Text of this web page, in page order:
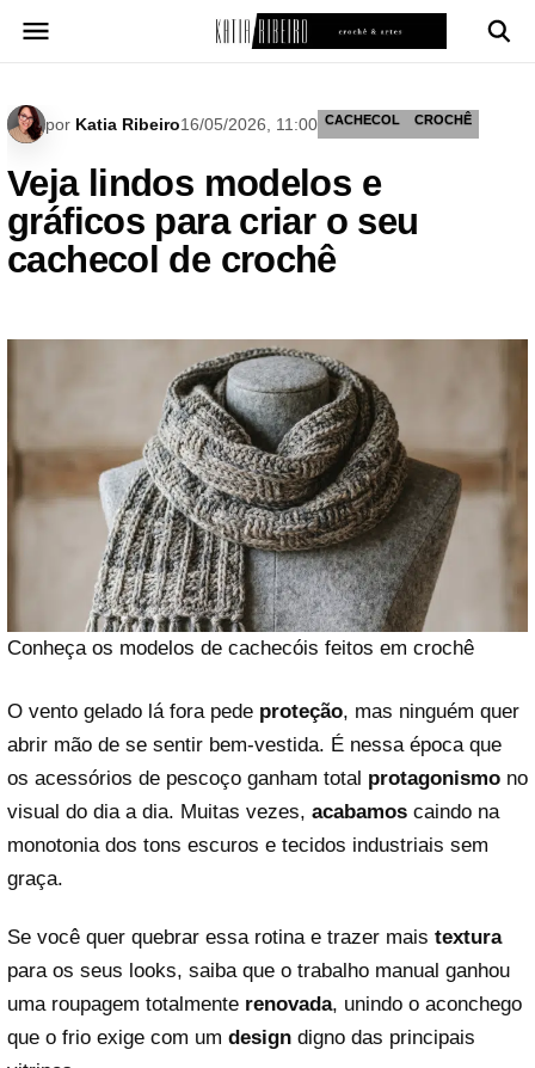
para
por Katia Ribeiro16/05/2026, 11:00 CACHECOL CROCHÊ
Veja lindos modelos e
gráficos para criar o seu
cachecol de crochê
Conheça os modelos de cachecóis feitos em crochê
O vento gelado lá fora pede proteção, mas ninguém quer
abrir mão de se sentir bem-vestida. É nessa época que
os acessórios de pescoço ganham total protagonismo no
visual do dia a dia. Muitas vezes, acabamos caindo na
monotonia dos tons escuros e tecidos industriais sem
graça.
Se você quer quebrar essa rotina e trazer mais textura
para os seus looks, saiba que o trabalho manual ganhou
uma roupagem totalmente renovada, unindo o aconchego
que o frio exige com um design digno das principais